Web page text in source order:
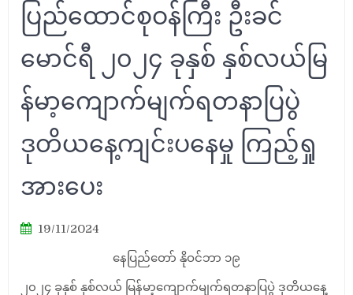
ပြည်ထောင်စုဝန်ကြီး ဦးခင်
မောင်ရီ ၂၀၂၄ ခုနှစ် နှစ်လယ်မြ
န်မာ့ကျောက်မျက်ရတနာပြပွဲ
ဒုတိယနေ့ကျင်းပနေမှု ကြည့်ရှု
အားပေး
19/11/2024
နေပြည်တော် နိုဝင်ဘာ ၁၉
၂၀၂၄ ခုနှစ် နှစ်လယ် မြန်မာ့ကျောက်မျက်ရတနာပြပွဲ ဒုတိယနေ့